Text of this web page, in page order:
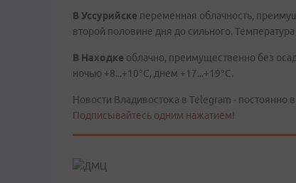
В Уссурийске переменная облачность,
второй половине дня до сильного.
В Находке облачно, преимущественно без
ночью +8...+10°C, днем +17...+19°C.
Новости Владивостока в Telegram - постоянно
Подписывайтесь одним нажатием!